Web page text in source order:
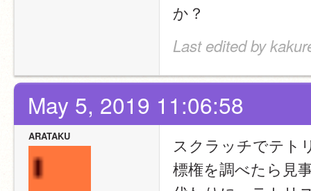
か？
Last edited by
May 5, 2019 11:06:58
ARATAKU
スクラッチでテト
標権を調べたら見